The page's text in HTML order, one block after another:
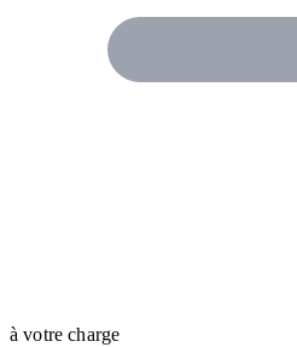
à votre charge